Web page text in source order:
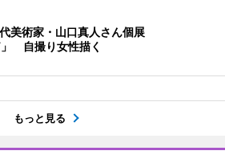
美術家・山口真人さん個展
」 自撮り女性描く
もっと見る